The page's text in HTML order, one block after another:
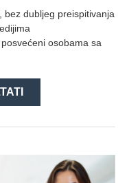
bez dubljeg preispitivanja
osobama sa